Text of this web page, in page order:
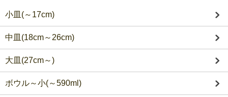
小皿(～17cm)
中皿(18cm～26cm)
大皿(27cm～)
ボウル～小(～590ml)